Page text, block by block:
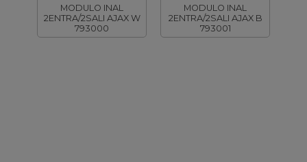
MODULO INAL
2ENTRA/2SALI AJAX W
793000
MODULO INAL
2ENTRA/2SALI AJAX B
793001